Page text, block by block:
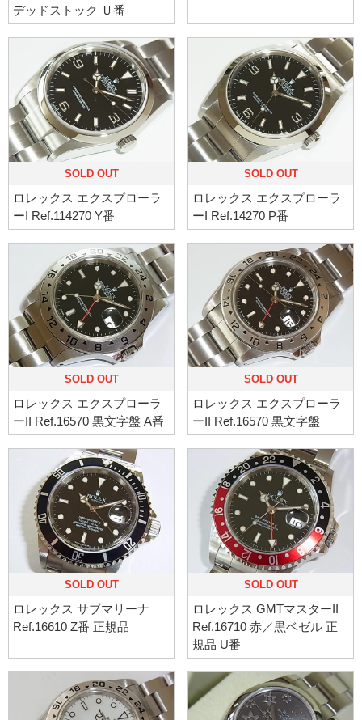
デッドストック Ｕ番
SOLD OUT
ロレックス エクスプローラ
ーI Ref.114270 Y番
SOLD OUT
ロレックス エクスプローラ
ーI Ref.14270 P番
SOLD OUT
ロレックス エクスプローラ
ーII Ref.16570 黒文字盤 A番
SOLD OUT
ロレックス エクスプローラ
ーII Ref.16570 黒文字盤
SOLD OUT
ロレックス サブマリーナ
Ref.16610 Z番 正規品
SOLD OUT
ロレックス GMTマスターII
Ref.16710 赤／黒ベゼル 正
規品 U番